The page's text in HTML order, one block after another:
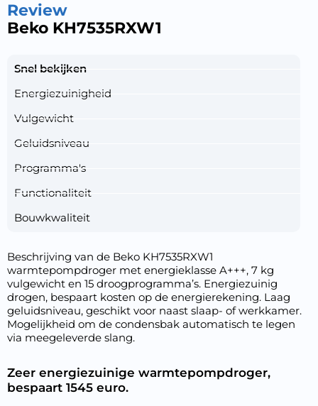
Review
Beko KH7535RXW1
Snel bekijken
Energiezuinigheid
Vulgewicht
Geluidsniveau
Programma's
Functionaliteit
Bouwkwaliteit
Beschrijving van de Beko KH7535RXW1
warmtepompdroger met energieklasse A+++, 7 kg
vulgewicht en 15 droogprogramma’s. Energiezuinig
drogen, bespaart kosten op de energierekening. Laag
geluidsniveau, geschikt voor naast slaap- of werkkamer.
Mogelijkheid om de condensbak automatisch te legen
via meegeleverde slang.
Zeer energiezuinige warmtepompdroger,
bespaart 1545 euro.